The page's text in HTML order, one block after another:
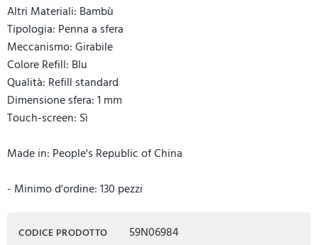
Altri Materiali: Bambù
Tipologia: Penna a sfera
Meccanismo: Girabile
Colore Refill: Blu
Qualità: Refill standard
Dimensione sfera: 1 mm
Touch-screen: Sì
Made in: People's Republic of China
- Minimo d'ordine: 130 pezzi
CODICE PRODOTTO 59N06984